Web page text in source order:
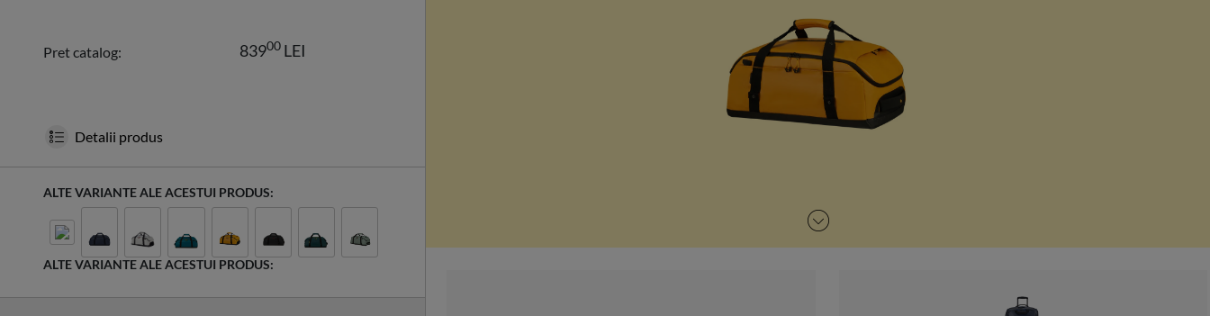
Pret catalog: 83900 LEI
Detalii produs
ALTE VARIANTE ALE ACESTUI PRODUS:
ALTE VARIANTE ALE ACESTUI PRODUS: